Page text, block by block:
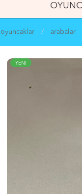
oyuncaklar arabalar
YENİ